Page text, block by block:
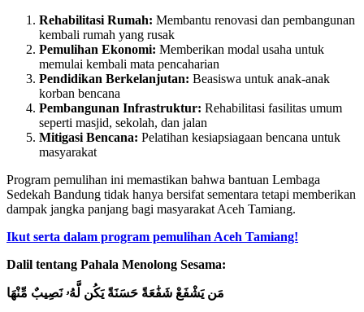
Rehabilitasi Rumah: Membantu renovasi dan pembangunan
kembali rumah yang rusak
Pemulihan Ekonomi: Memberikan modal usaha untuk
memulai kembali mata pencaharian
Pendidikan Berkelanjutan: Beasiswa untuk anak-anak
korban bencana
Pembangunan Infrastruktur: Rehabilitasi fasilitas umum
seperti masjid, sekolah, dan jalan
Mitigasi Bencana: Pelatihan kesiapsiagaan bencana untuk
masyarakat
Program pemulihan ini memastikan bahwa bantuan Lembaga
Sedekah Bandung tidak hanya bersifat sementara tetapi memberikan
dampak jangka panjang bagi masyarakat Aceh Tamiang.
Ikut serta dalam program pemulihan Aceh Tamiang!
Dalil tentang Pahala Menolong Sesama:
مَن يَشْفَعْ شَفَٰعَةً حَسَنَةً يَكُن لَّهُۥ نَصِيبٌ مِّنْهَا